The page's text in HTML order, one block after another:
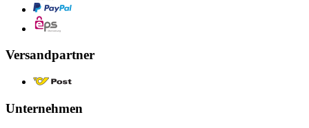
Versandpartner
Unternehmen